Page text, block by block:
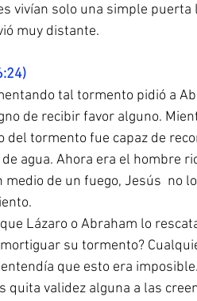
vivían solo una simple
muy distante.
tal tormento pidió a
de recibir favor alguno.
del tormento fue capaz de
agua. Ahora era el hombre
de un fuego, Jesús  no
Lázaro o Abraham lo
su tormento?
que esto era
validez alguna a las